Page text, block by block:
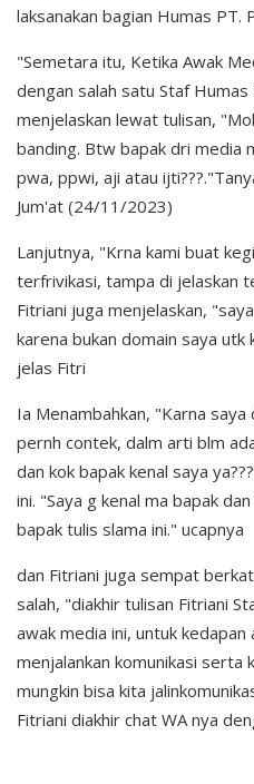
laksanakan bagian Humas PT.
"Semetara itu, Ketika Awak
dengan salah satu Staf Humas
menjelaskan lewat tulisan,
banding. Btw bapak dri media
pwa, ppwi, aji atau
Jum'at (24/11/2023)
Lanjutnya, "Krna kami buat
terfrivikasi, tampa di jelaskan
Fitriani juga menjelaskan,
karena bukan domain saya utk
jelas Fitri
Ia Menambahkan, "Karna
pernh contek, dalm arti blm
dan kok bapak kenal saya
ini. "Saya g kenal ma bapak
bapak tulis slama ini." ucapnya
dan Fitriani juga sempat
salah, "diakhir tulisan Fitriani
awak media ini, untuk kedapan
menjalankan komunikasi serta
mungkin bisa kita
Fitriani diakhir chat WA nya